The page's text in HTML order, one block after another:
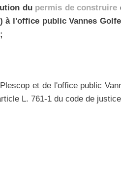
du permis de construire
à l'office public Vannes
et de l'office public
L. 761-1 du code de